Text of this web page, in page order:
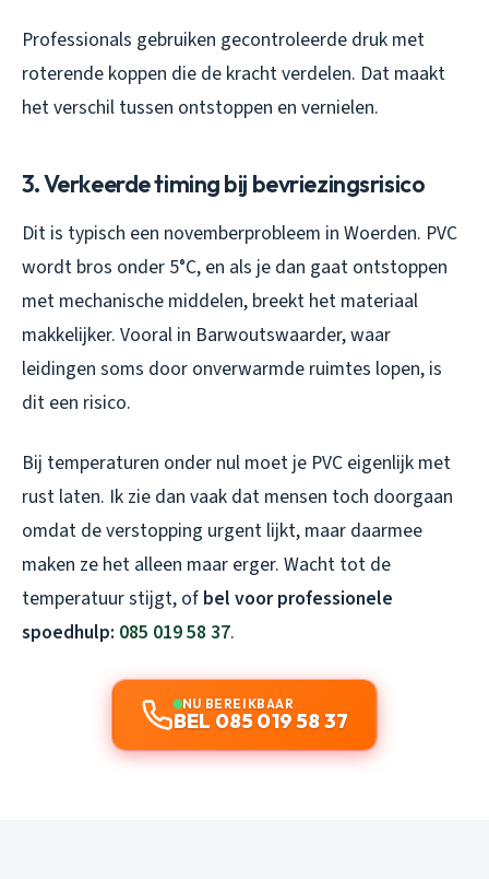
Professionals gebruiken gecontroleerde druk met
roterende koppen die de kracht verdelen. Dat maakt
het verschil tussen ontstoppen en vernielen.
3. Verkeerde timing bij bevriezingsrisico
Dit is typisch een novemberprobleem in Woerden. PVC
wordt bros onder 5°C, en als je dan gaat ontstoppen
met mechanische middelen, breekt het materiaal
makkelijker. Vooral in Barwoutswaarder, waar
leidingen soms door onverwarmde ruimtes lopen, is
dit een risico.
Bij temperaturen onder nul moet je PVC eigenlijk met
rust laten. Ik zie dan vaak dat mensen toch doorgaan
omdat de verstopping urgent lijkt, maar daarmee
maken ze het alleen maar erger. Wacht tot de
temperatuur stijgt, of bel voor professionele
spoedhulp: 085 019 58 37.
NU BEREIKBAAR
BEL 085 019 58 37